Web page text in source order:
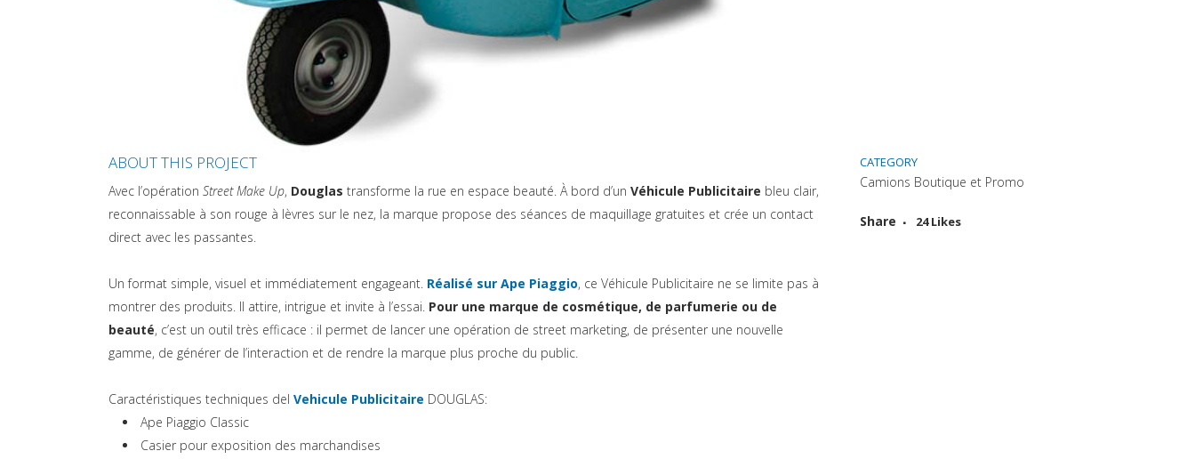
ABOUT THIS PROJECT
Avec l’opération Street Make Up, Douglas transforme la rue en espace beauté. À bord d’un Véhicule Publicitaire bleu clair,
reconnaissable à son rouge à lèvres sur le nez, la marque propose des séances de maquillage gratuites et crée un contact
direct avec les passantes.
Un format simple, visuel et immédiatement engageant. Réalisé sur Ape Piaggio(si apre in una nuova scheda)
, ce Véhicule Publicitaire ne se limite pas à
montrer des produits. Il attire, intrigue et invite à l’essai. Pour une marque de cosmétique, de parfumerie ou de
beauté, c’est un outil très efficace : il permet de lancer une opération de street marketing, de présenter une nouvelle
gamme, de générer de l’interaction et de rendre la marque plus proche du public.
Caractéristiques techniques del Vehicule Publicitaire (si apre in una nuova scheda)
DOUGLAS:
Ape Piaggio Classic
Casier pour exposition des marchandises
CATEGORY
Camions Boutique et Promo
Share Attiva comando
24Likes